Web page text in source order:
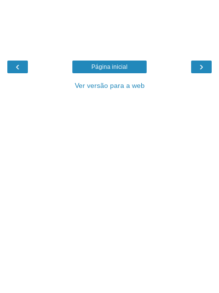
‹ ›
Página inicial
Ver versão para a web